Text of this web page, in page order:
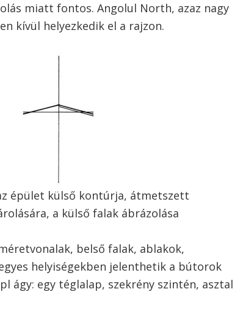
miatt fontos. Angolul North, azaz nagy
kívül helyezkedik el a rajzon.
épület külső kontúrja, átmetszett
a külső falak ábrázolása
belső falak, ablakok,
helyiségekben jelenthetik a bútorok
ágy: egy téglalap, szekrény szintén, asztal